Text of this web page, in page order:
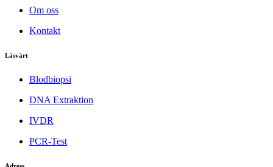
Om oss
Kontakt
Läsvärt
Blodbiopsi
DNA Extraktion
IVDR
PCR-Test